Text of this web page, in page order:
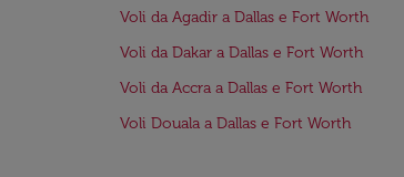
Voli da Agadir a Dallas e Fort Worth
Voli da Dakar a Dallas e Fort Worth
Voli da Accra a Dallas e Fort Worth
Voli Douala a Dallas e Fort Worth